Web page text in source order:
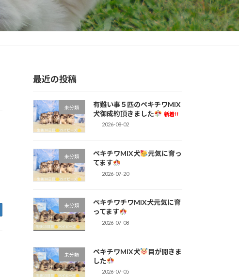
最近の投稿
未分類
有難い事５匹のペキチワMIX
犬御成約頂きました
新着!!
2026-08-02
未分類 ペキチワMIX犬
元気に育っ
てます
2026-07-20
未分類
ペキチワチワMIX犬元気に育
ってます
2026-07-08
未分類 ペキチワMIX犬
目が開きま
した
2026-07-05